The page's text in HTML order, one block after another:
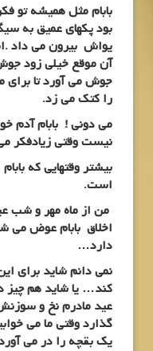
بابام مثل همیشه تو
بود پکهای عمیق به
یواش بیرون می داد
آن موقع خیلی زود
جوش می آورد تا برای
را کتک می زد.
می دونی ! بابام
نیست وقتی زیادفکر
بیشتر وقتهایی که
است.
من از ماه مهر و شب
اخلاق بابام عوض می
دارد…
نمی دانم شاید برای
کند… یا شاید هم چیز
عید مادرم نخ و
گذارد وقتی ما می
یک بقچه را در می